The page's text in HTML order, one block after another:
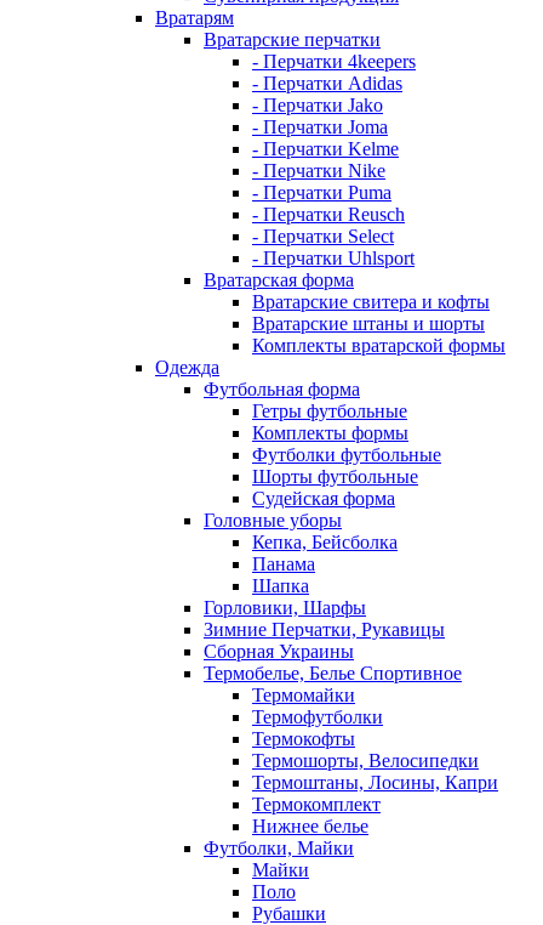
Вратарям
Вратарские перчатки
- Перчатки 4keepers
- Перчатки Adidas
- Перчатки Jako
- Перчатки Joma
- Перчатки Kelme
- Перчатки Nike
- Перчатки Puma
- Перчатки Reusch
- Перчатки Select
- Перчатки Uhlsport
Вратарская форма
Вратарские свитера и кофты
Вратарские штаны и шорты
Комплекты вратарской формы
Одежда
Футбольная форма
Гетры футбольные
Комплекты формы
Футболки футбольные
Шорты футбольные
Судейская форма
Головные уборы
Кепка, Бейсболка
Панама
Шапка
Горловики, Шарфы
Зимние Перчатки, Рукавицы
Сборная Украины
Термобелье, Белье Спортивное
Термомайки
Термофутболки
Термокофты
Термошорты, Велосипедки
Термоштаны, Лосины, Капри
Термокомплект
Нижнее белье
Футболки, Майки
Майки
Поло
Рубашки